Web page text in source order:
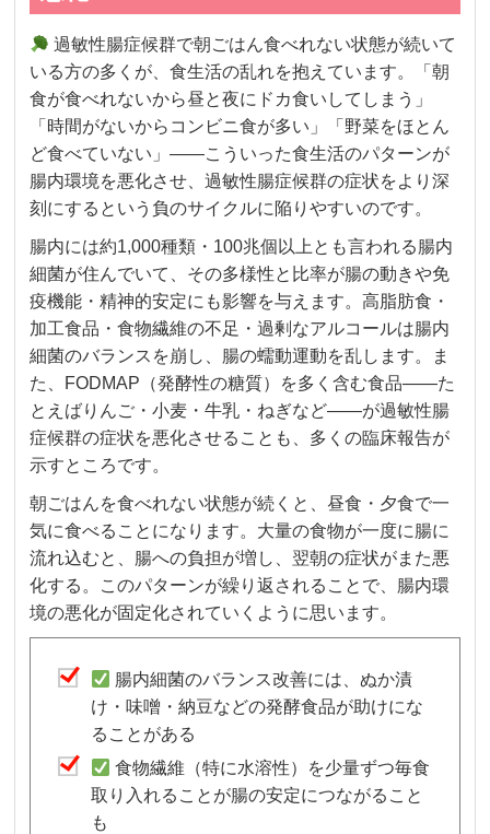
過敏性腸症候群で朝ごはん食べれない状態が続いて
いる方の多くが、食生活の乱れを抱えています。「朝
食が食べれないから昼と夜にドカ食いしてしまう」
「時間がないからコンビニ食が多い」「野菜をほとん
ど食べていない」——こういった食生活のパターンが
腸内環境を悪化させ、過敏性腸症候群の症状をより深
刻にするという負のサイクルに陥りやすいのです。
腸内には約1,000種類・100兆個以上とも言われる腸内
細菌が住んでいて、その多様性と比率が腸の動きや免
疫機能・精神的安定にも影響を与えます。高脂肪食・
加工食品・食物繊維の不足・過剰なアルコールは腸内
細菌のバランスを崩し、腸の蠕動運動を乱します。ま
た、FODMAP（発酵性の糖質）を多く含む食品——た
とえばりんご・小麦・牛乳・ねぎなど——が過敏性腸
症候群の症状を悪化させることも、多くの臨床報告が
示すところです。
朝ごはんを食べれない状態が続くと、昼食・夕食で一
気に食べることになります。大量の食物が一度に腸に
流れ込むと、腸への負担が増し、翌朝の症状がまた悪
化する。このパターンが繰り返されることで、腸内環
境の悪化が固定化されていくように思います。
腸内細菌のバランス改善には、ぬか漬
け・味噌・納豆などの発酵食品が助けにな
ることがある
食物繊維（特に水溶性）を少量ずつ毎食
取り入れることが腸の安定につながること
も